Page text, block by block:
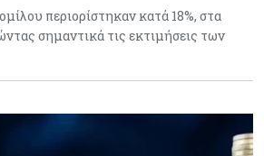
περιορίστηκαν κατά 18%, στα
σημαντικά τις εκτιμήσεις των